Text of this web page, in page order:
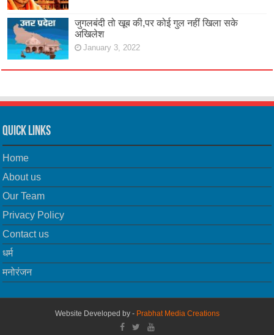
जुगलबंदी तो खूब की,पर कोई गुल नहीं खिला सके
अखिलेश
January 3, 2022
Quick Links
Home
About us
Our Team
Privacy Policy
Contact us
धर्म
मनोरंजन
Website Developed by - Prabhat Media Creations